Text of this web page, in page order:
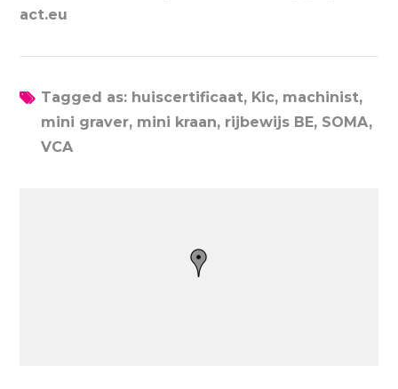
act.eu
Tagged as: huiscertificaat, Kic, machinist,
mini graver, mini kraan, rijbewijs BE, SOMA,
VCA